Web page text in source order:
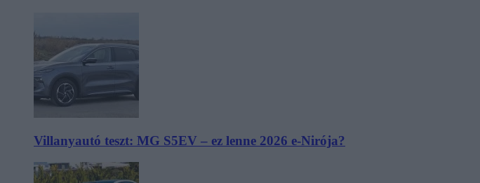
Villanyautó teszt: MG S5EV – ez lenne 2026 e-Nirója?